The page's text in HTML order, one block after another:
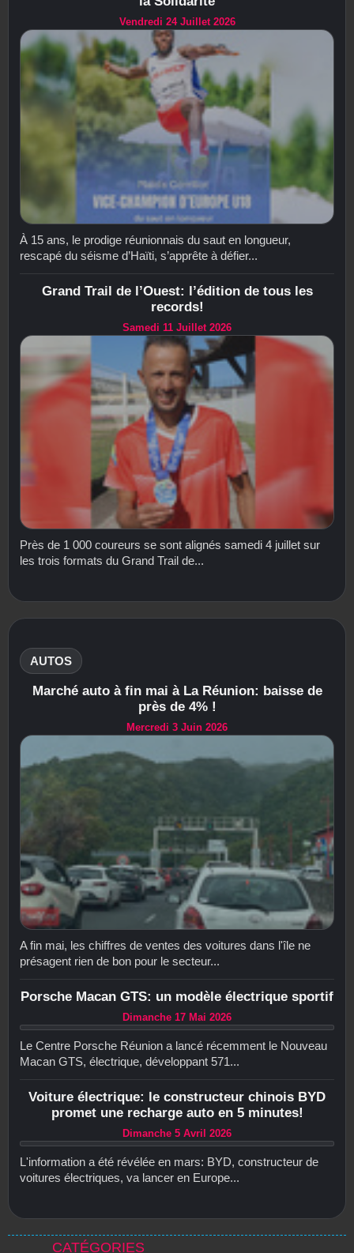
Vendredi 24 Juillet 2026
À 15 ans, le prodige réunionnais du saut en longueur,
rescapé du séisme d’Haïti, s’apprête à défier...
Grand Trail de l’Ouest: l’édition de tous les
records!
Samedi 11 Juillet 2026
Près de 1 000 coureurs se sont alignés samedi 4 juillet sur
les trois formats du Grand Trail de...
AUTOS
Marché auto à fin mai à La Réunion: baisse de
près de 4% !
Mercredi 3 Juin 2026
A fin mai, les chiffres de ventes des voitures dans l'île ne
présagent rien de bon pour le secteur...
Porsche Macan GTS: un modèle électrique sportif
Dimanche 17 Mai 2026
Le Centre Porsche Réunion a lancé récemment le Nouveau
Macan GTS, électrique, développant 571...
Voiture électrique: le constructeur chinois BYD
promet une recharge auto en 5 minutes!
Dimanche 5 Avril 2026
L'information a été révélée en mars: BYD, constructeur de
voitures électriques, va lancer en Europe...
_____CATÉGORIES